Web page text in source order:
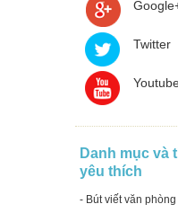
Twitter
Danh mục
yêu thích
- Bút viết văn phòng